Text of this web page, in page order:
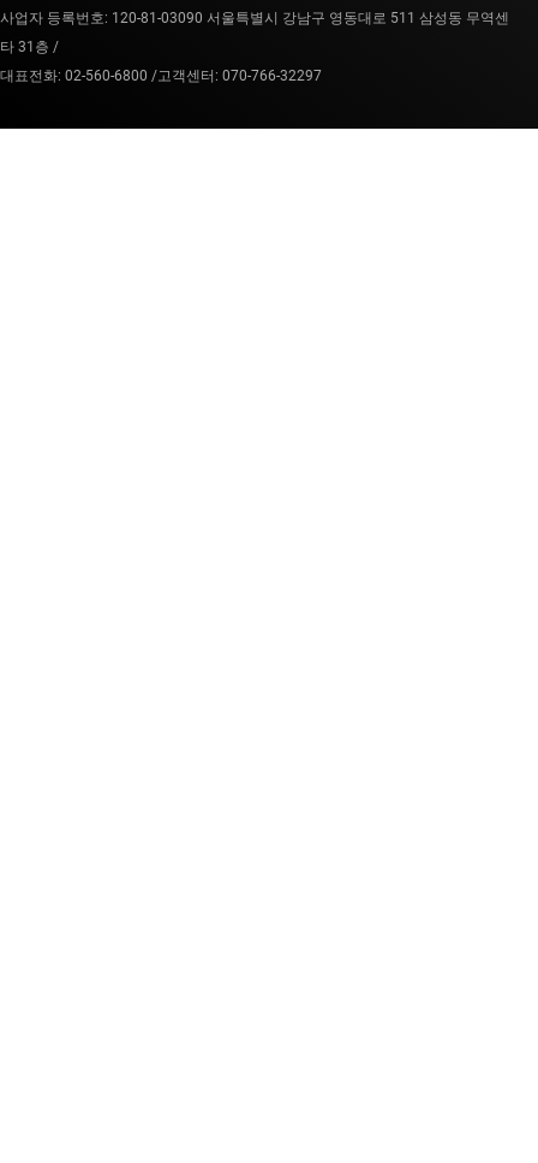
사업자 등록번호: 120-81-03090 서울특별시 강남구 영동대로 511 삼성동 무역센
타 31층 /
대표전화: 02-560-6800 /고객센터: 070-766-32297